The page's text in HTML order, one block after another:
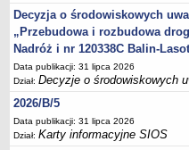
Sesje Rady Gminy Rypin
PRAWO LOKALNE
Statut
Strategia rozwoju
Uchwały
Projekty uchwał
Protokoły
Decyzja o środowiskowych
„Przebudowa i rozbudowa
Nadróż i nr 120338C Balin-
Data publikacji: 31 lipca 2026
Dział:Decyzje o środowiskowych
2026/B/5
Data publikacji: 31 lipca 2026
Dział:Karty informacyjne SIOS